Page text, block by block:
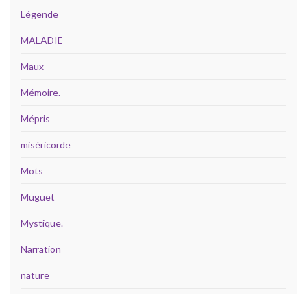
Légende
MALADIE
Maux
Mémoire.
Mépris
miséricorde
Mots
Muguet
Mystique.
Narration
nature